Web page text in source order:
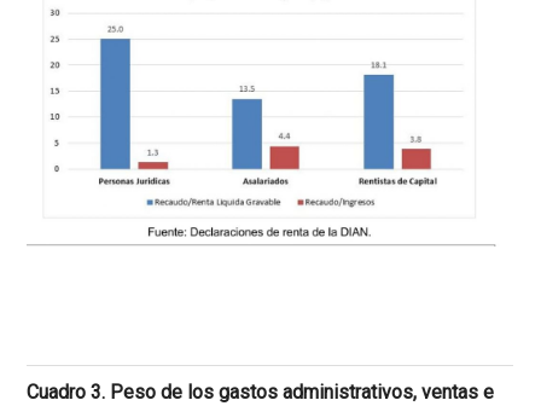
Cuadro 3. Peso de los gastos administrativos, ventas e